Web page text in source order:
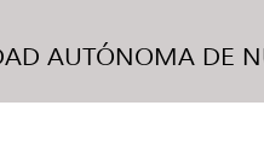
AUTÓNOMA DE